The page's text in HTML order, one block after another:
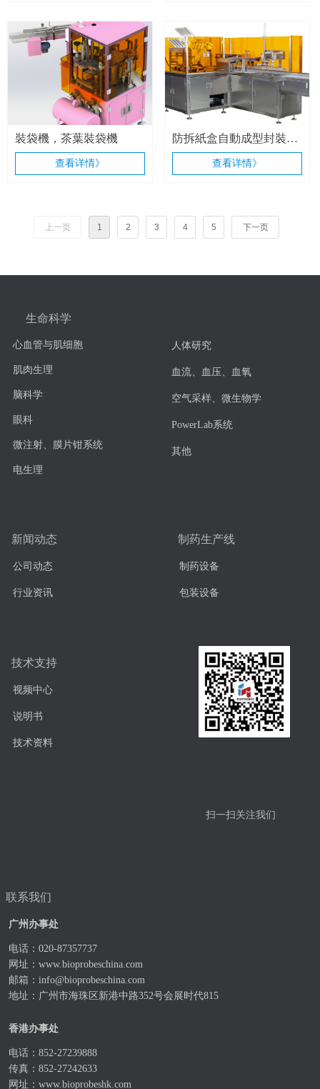
裝袋機，茶葉裝袋機
查看详情》
防拆紙盒自動成型封裝一
查看详情》
上一页 1 2 3 4 5 下一页
生命科学
心血管与肌细胞
肌肉生理
脑科学
眼科
微注射、膜片钳系统
电生理
人体研究
血流、血压、血氧
空气采样、微生物学
PowerLab系统
其他
制药生产线
制药设备
包装设备
技术支持
视频中心
说明书
技术资料
新闻动态
公司动态
行业资讯
联系我们
扫一扫关注我们
广州办事处
电话：020-87357737
网址： www.bioprobeschina.com
邮箱： info@bioprobeschina.com
地址：广州市海珠区新港中路352号会展时代815
香港办事处
电话：852-27239888
传真：852-27242633
网址： www.bioprobeshk.com